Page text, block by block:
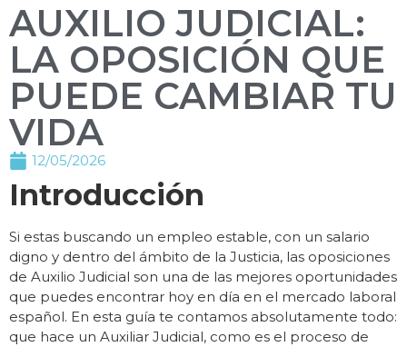
AUXILIO JUDICIAL:
LA OPOSICIÓN QUE
PUEDE CAMBIAR TU
VIDA
12/05/2026
Introducción
Si estas buscando un empleo estable, con un salario
digno y dentro del ámbito de la Justicia, las oposiciones
de Auxilio Judicial son una de las mejores oportunidades
que puedes encontrar hoy en día en el mercado laboral
español. En esta guía te contamos absolutamente todo:
que hace un Auxiliar Judicial, como es el proceso de